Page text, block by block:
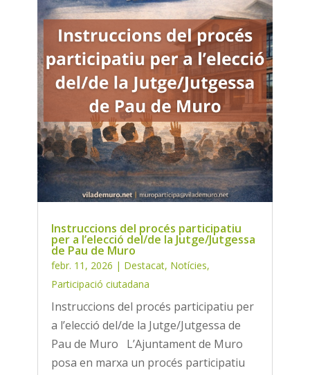
Instruccions del procés participatiu
per a l’elecció del/de la Jutge/Jutgessa
de Pau de Muro
febr. 11, 2026 | Destacat, Notícies,
Participació ciutadana
Instruccions del procés participatiu per
a l’elecció del/de la Jutge/Jutgessa de
Pau de Muro L’Ajuntament de Muro
posa en marxa un procés participatiu